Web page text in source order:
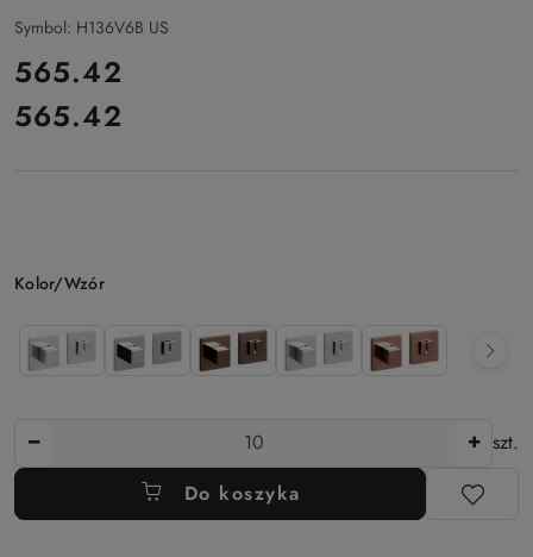
Symbol: H136V6B US
cena:
565.42
Cena:
565.42
Wariant
Kolor/Wzór
szt.
Do koszyka